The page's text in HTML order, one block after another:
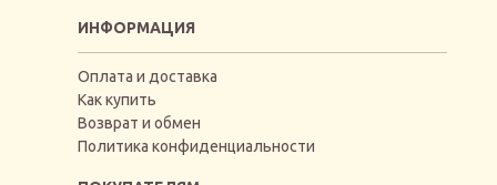
ИНФОРМАЦИЯ
Оплата и доставка
Как купить
Возврат и обмен
Политика конфиденциальности